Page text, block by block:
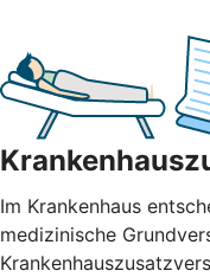
Im Krankenhaus
medizinische